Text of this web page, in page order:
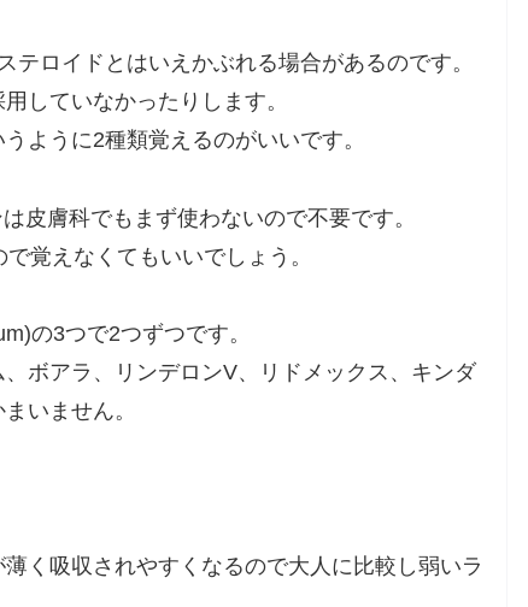
ロイドとはいえかぶれる場合があるのです。
していなかったりします。
ように2種類覚えるのがいいです。
皮膚科でもまず使わないので不要です。
覚えなくてもいいでしょう。
の3つで2つずつです。
ボアラ、リンデロンV、リドメックス、キンダ
いません。
く吸収されやすくなるので大人に比較し弱いラ